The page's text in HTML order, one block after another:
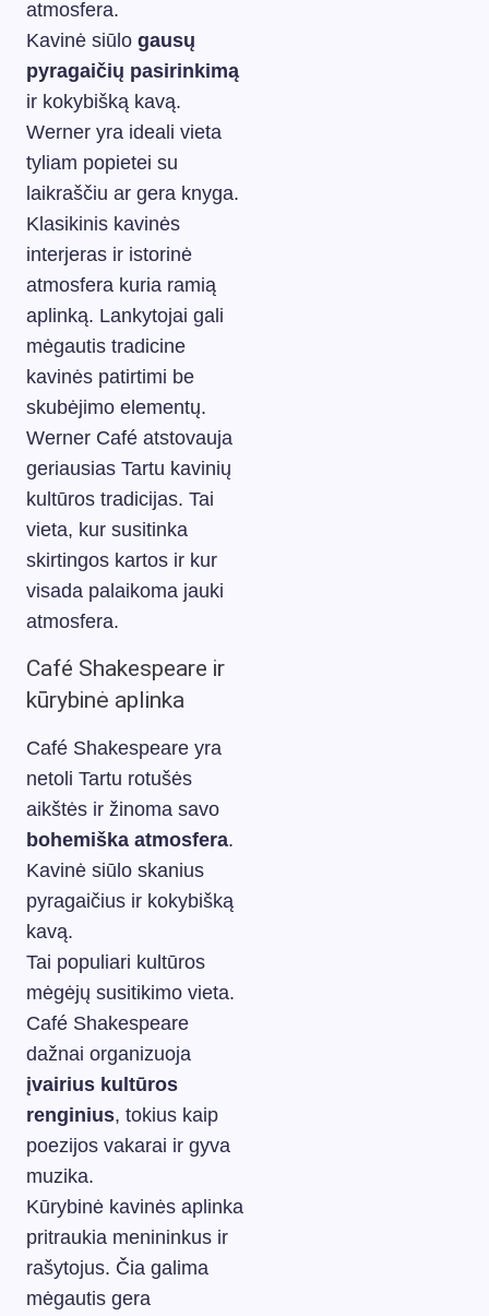
atmosfera.
Kavinė siūlo gausų
pyragaičių pasirinkimą
ir kokybišką kavą.
Werner yra ideali vieta
tyliam popietei su
laikraščiu ar gera knyga.
Klasikinis kavinės
interjeras ir istorinė
atmosfera kuria ramią
aplinką. Lankytojai gali
mėgautis tradicine
kavinės patirtimi be
skubėjimo elementų.
Werner Café atstovauja
geriausias Tartu kavinių
kultūros tradicijas. Tai
vieta, kur susitinka
skirtingos kartos ir kur
visada palaikoma jauki
atmosfera.
Café Shakespeare ir
kūrybinė aplinka
Café Shakespeare yra
netoli Tartu rotušės
aikštės ir žinoma savo
bohemiška atmosfera.
Kavinė siūlo skanius
pyragaičius ir kokybišką
kavą.
Tai populiari kultūros
mėgėjų susitikimo vieta.
Café Shakespeare
dažnai organizuoja
įvairius kultūros
renginius, tokius kaip
poezijos vakarai ir gyva
muzika.
Kūrybinė kavinės aplinka
pritraukia menininkus ir
rašytojus. Čia galima
mėgautis gera